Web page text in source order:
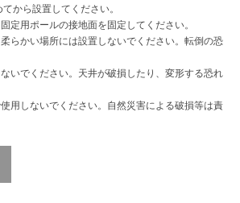
から設置してください。
定用ポールの接地面を固定してください。
らかい場所には設置しないでください。転倒の恐
いでください。天井が破損したり、変形する恐れ
用しないでください。自然災害による破損等は責